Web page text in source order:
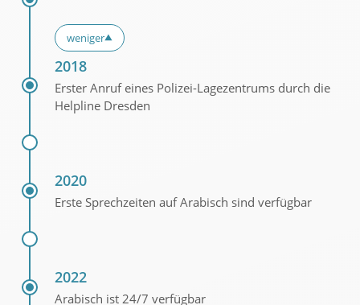
weniger▼
2018
Erster Anruf eines Polizei-Lagezentrums durch die
Helpline Dresden
2020
Erste Sprechzeiten auf Arabisch sind verfügbar
2022
Arabisch ist 24/7 verfügbar